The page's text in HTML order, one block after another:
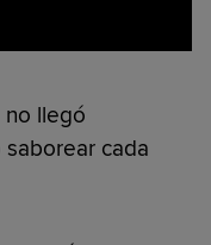
no llegó
cada